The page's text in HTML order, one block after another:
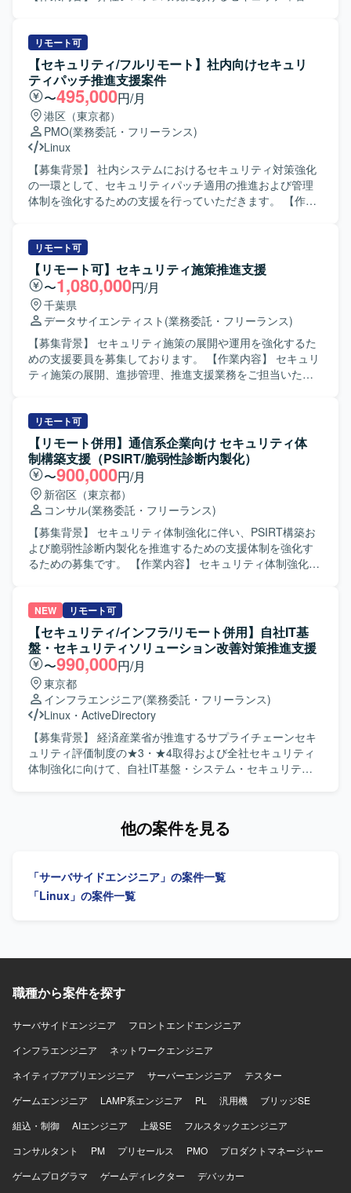
いただきます。ログ分析や不審通信の検知、再発防止策の
立案と実装を実施していただきます。あわせて、脆弱性診
断と対策、アクセス制御や認証の見直し、インシデント検
知および通知体制の再構築を行っていただきます。運用・
保守の引き継ぎとして、環境構築手順書を基にした業務移
管や運用ドキュメントの整備・更新にも携わっていただき
ます。 【求める人物像】 セキュリティ分野に強い関心を持
ち、主体的に課題を発見し改善策を提案・実行していただ
ける方を求めています。関係者と連携しながら、インシデ
ント対応や運用標準化を着実に推進していただける方が望
ましいです。 【ポジションの魅力】 クラウド環境やデータ
運用標準化まで一連のプロセスを経験していただけます。
セキュリティ体制の強化や運用の脱属人化に直接貢献でき
る環境です。 【開発環境】 対象システムは Oracle Cloud
Infrastructure（OCI）、PostgreSQL、DNS となっておりま
す。インシデント対応、ログ分析、脆弱性診断、アクセス
制御の見直し、検知および通知体制の再構築、運用移管や
ドキュメント整備といった業務に取り組んでいただきま
す。
リモート可
【セキュリティ/フルリモート】社内向けセキュリ
ティパッチ推進支援案件
〜495,000円/月
港区（東京都）
PMO(業務委託・フリーランス)
Linux
【募集背景】 社内システムにおけるセキュリティ対策強化
の一環として、セキュリティパッチ適用の推進および管理
体制を強化するための支援を行っていただきます。 【作業
す。また、パッチ適用に関する問い合わせ対応や、関係部
署との調整、進捗管理、データ集計などを担当していただ
きます。リーダー格の方には、メンバーの取りまとめや課
題管理、状況の可視化資料の作成などもお任せいたしま
す。 【求める人物像】 関係部署と円滑にコミュニケーショ
ンを取りながら、課題を整理し主体的に推進いただける方
を求めております。セキュリティパッチや脆弱性に関する
基本的な理解を持ち、状況に応じて柔軟に調整や改善提案
ができる方が望ましいです。 【ポジションの魅力】 社内全
きます。多くの部署との連携を通じて、マネジメントスキ
ルやコミュニケーションスキルを高められるポジションで
す。 【開発環境】 GoogleスプレッドシートおよびGoogle
スライドを用いた情報整理・資料作成、Windowsおよび
Linux環境でのセキュリティパッチ関連業務を行っていただ
きます。
リモート可
【リモート可】セキュリティ施策推進支援
〜1,080,000円/月
千葉県
データサイエンティスト (業務委託・フリーランス)
【募集背景】 セキュリティ施策の展開や運用を強化するた
めの支援要員を募集しております。 【作業内容】 セキュリ
ティ施策の展開、進捗管理、推進支援業務をご担当いただ
け、課題解決のためのサポート、規程や様式など必要ツー
ルの作成を行っていただきます。また、顧客や関連組織か
らの問い合わせ対応、助言、支援、報告書などの資料作
成、各種会議の準備（アジェンダ作成等）、ファシリテー
ト、議事録作成、スケジュール管理も行っていただきま
す。さらに、セキュリティに関するアセスメント、運用、
アドバイザリや、システム導入に関するセキュリティリス
ク評価、アドバイザリにも携わっていただきます。 【求め
る人物像】 ホスピタリティがあり、丁寧なコミュニケーシ
ョンを取れる方を求めております。 【ポジションの魅力】
から運用まで幅広い領域に携わることができる環境です。
セキュリティ施策推進の中核メンバーとして、顧客や関連
組織と連携しながら実践的な経験を積むことができます。
【開発環境】 セキュリティ施策推進に関する各種ツールや
文書テンプレートを活用しながら、セキュリティ規程に基
づくPDCA活動を行う環境です。
リモート可
【リモート併用】通信系企業向け セキュリティ体
制構築支援（PSIRT/脆弱性診断内製化）
〜900,000円/月
新宿区（東京都）
コンサル(業務委託・フリーランス)
【募集背景】 セキュリティ体制強化に伴い、PSIRT構築お
よび脆弱性診断内製化を推進するための支援体制を強化す
るための募集です。 【作業内容】 セキュリティ体制強化に
プロセス整備を担当していただきます。さらに、社内メン
バーに対してトレーナーとして伴走しながら育成支援を行
っていただきます。 【求める人物像】 セキュリティ領域の
専門性を活かしつつ、社内メンバーと協調しながら体制構
築やプロセス整備を主体的に推進していただける方を求め
ています。教育や育成にも前向きに取り組み、ナレッジを
共有しながら内製化を支援していただける方が望ましいで
す。 【ポジションの魅力】 PSIRT体制の構築から運用、脆
弱性診断の内製化まで一連の取り組みに上流から関わるこ
とができるポジションです。セキュリティ組織運営やイン
シデント対応、診断プロセスの標準化などの知見を活かし
がら、PSIRT体制構築および内製化支援を行います。
NEW リモート可
【セキュリティ/インフラ/リモート併用】自社IT基
盤・セキュリティソリューション改善対策推進支援
〜990,000円/月
東京都
インフラエンジニア(業務委託・フリーランス)
Linux ・ ActiveDirectory
【募集背景】 経済産業省が推進するサプライチェーンセキ
ュリティ評価制度の★3・★4取得および全社セキュリティ
体制強化に向けて、自社IT基盤・システム・セキュリティ
しながら、システム・IT基盤のアセスメント推進をご担当
のヒアリングおよび現状整理、SCS評価基準と自社システ
ム現状とのFit&Gap分析の補助を行っていただきます。導き
更指示・課題管理の実行を行っていただきます。自社シス
た説得・調整・ステータス管理、システム構成図、パラメ
ータシート、運用手順書、評価エビデンス等の資料作成・
更新もご担当いただきます。 【求める人物像】 机上の理想
論ではなく実際のシステム設定や現場の運用に興味を持
ち、自発的に手を動かせる現場密着・ハンズオン指向の方
び、疑問点をその場で解消しながら前向きに推進できるフ
ットワークの軽さとコミュニケーション意欲をお持ちの方
吸収し、ステップアップしたいというキャッチアップ力と
向上心をお持ちの方にマッチする案件です。 【ポジション
の魅力】 経済産業省が推進するセキュリティ評価制度への
対応プロジェクトに参画し、全社レベルのセキュリティ体
他の案件を見る
「サーバサイドエンジニア」の案件一覧
「Linux」の案件一覧
職種から案件を探す
サーバサイドエンジニア
フロントエンドエンジニア
インフラエンジニア
ネットワークエンジニア
ネイティブアプリエンジニア
サーバーエンジニア
テスター
ゲームエンジニア
LAMP系エンジニア PL 汎用機
ブリッジSE
組込・制御
AIエンジニア 上級SE
フルスタックエンジニア
コンサルタント
PM プリセールス PMO
プロダクトマネージャー
ゲームプログラマ
ゲームディレクター
デバッカー